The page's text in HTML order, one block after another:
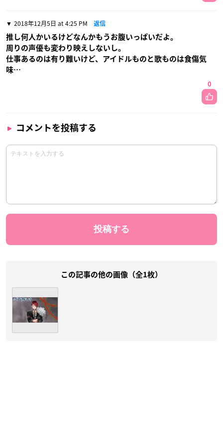
2018年12月5日 at 4:25 PM 返信
推し何人かいるけどなんかもうお腹いっぱいだよ。
周りの声優も変わり映えしないし。
仕事あるのは有り難いけど、アイドルものと歌ものは食傷気
味…
0
コメントを投稿する
この記事の他の画像（全1枚）